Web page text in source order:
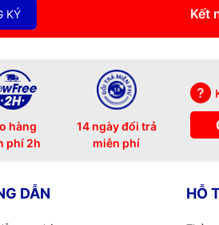
KÝ Kết
hàng
phí 2h
14 ngày đổi trả
miễn phí
DẪN HỖ